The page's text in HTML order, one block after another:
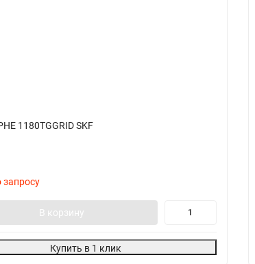
1180TGGRID SKF
запросу
В корзину
Купить в 1 клик